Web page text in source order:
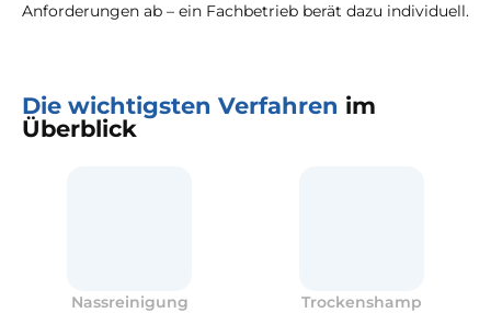
Anforderungen ab – ein Fachbetrieb berät dazu individuell.
Die wichtigsten Verfahren im
Überblick
Nassreinigung
Trockenshamp